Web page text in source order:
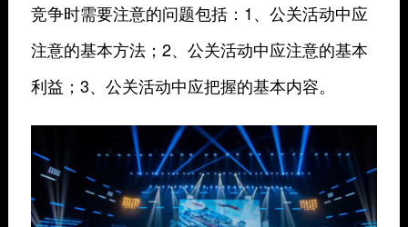
竞争时需要注意的问题包括：1、公关活动中应
注意的基本方法；2、公关活动中应注意的基本
利益；3、公关活动中应把握的基本内容。